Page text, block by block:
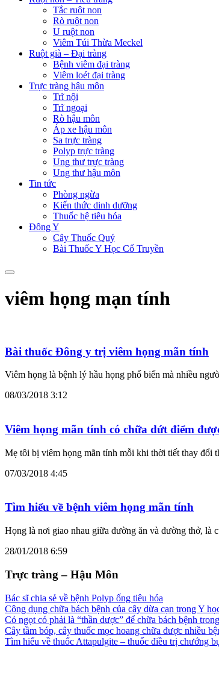
Tắc ruột non
Rò ruột non
U ruột non
Viêm Túi Thừa Meckel
Ruột già – Đại tràng
Bệnh viêm đại tràng
Viêm loét đại tràng
Trực tràng hậu môn
Trĩ nội
Trĩ ngoại
Rò hậu môn
Áp xe hậu môn
Sa trực tràng
Polyp trực tràng
Ung thư trực tràng
Ung thư hậu môn
Tin tức
Phòng ngừa
Kiến thức dinh dưỡng
Thuốc hệ tiêu hóa
Đông Y
Cây Thuốc Quý
Bài Thuốc Y Học Cổ Truyền
viêm họng mạn tính
Bài thuốc Đông y trị viêm họng mãn tính
Viêm họng là bệnh lý hầu họng phổ biến mà nhiều
08/03/2018 3:12
Viêm họng mãn tính có chữa dứt điểm
Mẹ tôi bị viêm họng mãn tính mỗi khi thời tiết thay đổi
07/03/2018 4:45
Tìm hiểu về bệnh viêm họng mãn tính
Họng là nơi giao nhau giữa đường ăn và đường thở, là
28/01/2018 6:59
Trực tràng – Hậu Môn
Bác sĩ chia sẻ về bệnh Polyp ống tiêu hóa
Công dụng chữa bách bệnh của cây dừa cạn trong Y
Cỏ ngọt có phải là “thần dược” để chữa bách bệnh
Cây tầm bóp, cây thuốc mọc hoang chữa được nhiều
Tìm hiểu về thuốc Attapulgite – thuốc điều trị chướng